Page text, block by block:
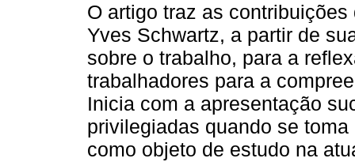
O artigo traz as contribuições
Yves Schwartz, a partir de
sobre o trabalho, para a
trabalhadores para a
Inicia com a apresentação
privilegiadas quando se
como objeto de estudo na